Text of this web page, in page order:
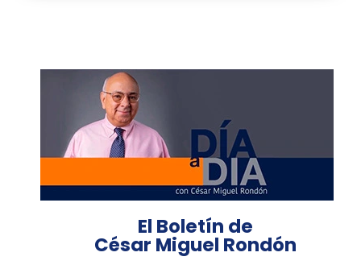
El Boletín de
César Miguel Rondón